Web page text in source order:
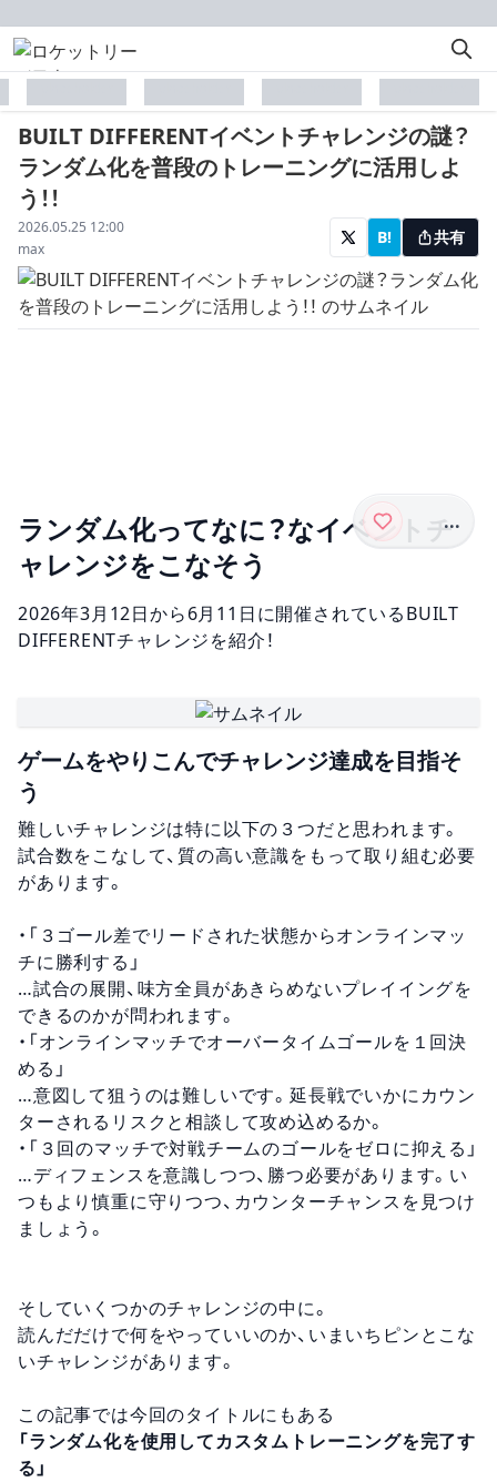
BUILT DIFFERENTイベントチャレンジの謎？
ランダム化を普段のトレーニングに活用しよ
う！！
配信日
2026.05.25 12:00
著者
max
B! 共有
...
ランダム化ってなに？なイベントチ
ャレンジをこなそう
2026年3月12日から6月11日に開催されているBUILT
DIFFERENTチャレンジを紹介！
ゲームをやりこんでチャレンジ達成を目指そ
う
難しいチャレンジは特に以下の３つだと思われます。
試合数をこなして、質の高い意識をもって取り組む必要
があります。
・「３ゴール差でリードされた状態からオンラインマッ
チに勝利する」
…試合の展開、味方全員があきらめないプレイイングを
できるのかが問われます。
・「オンラインマッチでオーバータイムゴールを１回決
める」
…意図して狙うのは難しいです。延長戦でいかにカウン
ターされるリスクと相談して攻め込めるか。
・「３回のマッチで対戦チームのゴールをゼロに抑える」
…ディフェンスを意識しつつ、勝つ必要があります。い
つもより慎重に守りつつ、カウンターチャンスを見つけ
ましょう。
そしていくつかのチャレンジの中に。
読んだだけで何をやっていいのか、いまいちピンとこな
いチャレンジがあります。
この記事では今回のタイトルにもある
「ランダム化を使用してカスタムトレーニングを完了す
る」